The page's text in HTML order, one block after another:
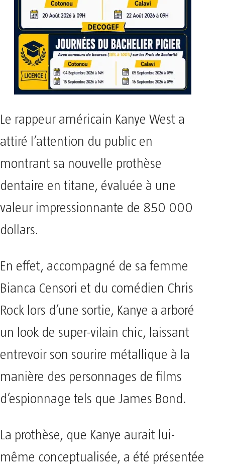
Le rappeur américain Kanye West a
attiré l’attention du public en
montrant sa nouvelle prothèse
dentaire en titane, évaluée à une
valeur impressionnante de 850 000
dollars.
En effet, accompagné de sa femme
Bianca Censori et du comédien Chris
Rock lors d’une sortie, Kanye a arboré
un look de super-vilain chic, laissant
entrevoir son sourire métallique à la
manière des personnages de films
d’espionnage tels que James Bond.
La prothèse, que Kanye aurait lui-
même conceptualisée, a été présentée